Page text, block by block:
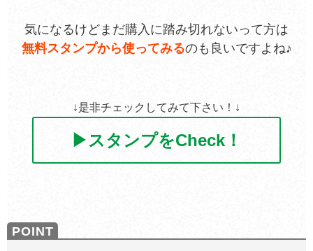
気になるけどまだ購入に踏み切れないって方は
無料スタンプから使ってみるのも良いですよね♪
↓是非チェックしてみて下さい！↓
▶スタンプをCheck！